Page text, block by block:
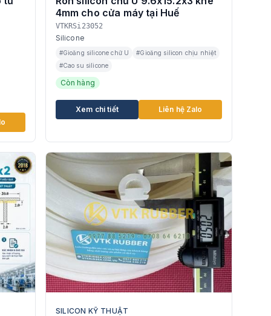
4mm cho cửa máy tại Huế
VTKRSi23052
Silicone
#Gioăng silicone chữ U
#Gioăng silicon chịu nhiệt
#Cao su silicone
Còn hàng
Xem chi tiết Liên hệ Zalo
SILICON KỸ THUẬT